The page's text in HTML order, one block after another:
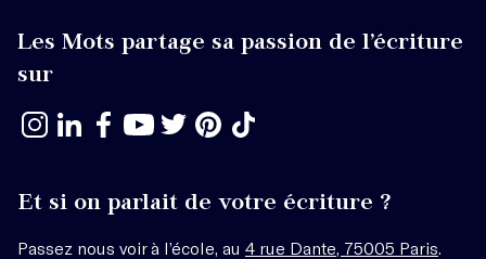
Les Mots partage sa passion de l’écriture
sur
Et si on parlait de votre écriture ?
Passez nous voir à l’école, au 4 rue Dante, 75005 Paris